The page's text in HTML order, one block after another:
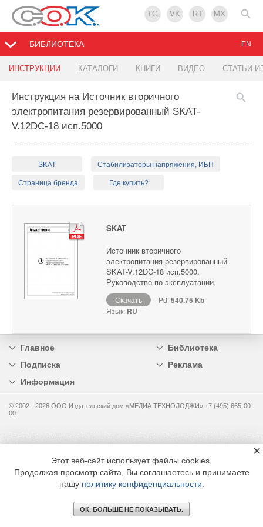
TG VK RT MX
БИБЛИОТЕКА
ИНСТРУКЦИИ КАТАЛОГИ КНИГИ ВИДЕО СТАТЬИ
EN
Инструкция на Источник вторичного
электропитания резервированный SKAT-
V.12DC-18 исп.5000
SKAT Стабилизаторы напряжения, ИБП
Страница бренда Где купить?
SKAT
Источник вторичного
электропитания резервированный
SKAT-V.12DC-18 исп.5000.
Руководство по эксплуатации.
Скачать Pdf540.75 Kb
Язык: RU
Главное
Библиотека
Подписка
Реклама
Информация
© 2002 - 2026 OOO Издательский дом «МЕДИА ТЕХНОЛОДЖИ» +7 (495) 665-00-
00
Этот веб-сайт использует файлы cookies.
Продолжая просмотр сайта, Вы соглашаетесь и принимаете
нашу политику конфиденциальности
ОК. БОЛЬШЕ НЕ ПОКАЗЫВАТЬ.
×